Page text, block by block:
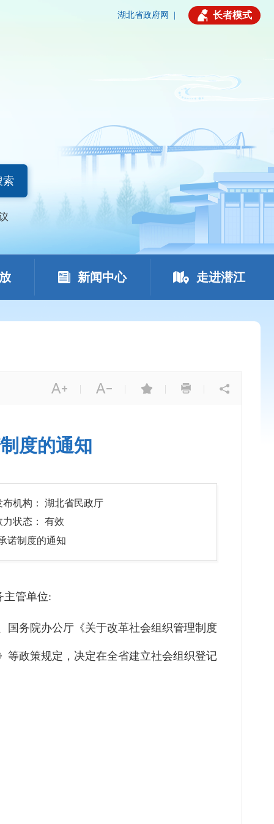
湖北省政府网 长者模式
索
新闻中心 走进潜江
| | | |
度的通知
布机构： 湖北省民政厅
力状态： 有效
诺制度的通知
主管单位:
国务院办公厅《关于改革社会组织管理制度
等政策规定，决定在全省建立社会组织登记